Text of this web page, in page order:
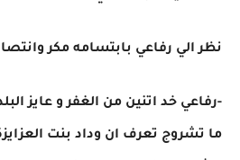
نظر الي رفاعي بابتسامه مكر
-رفاعي خد اتنين من الغفر و عايز
ما تشروج تعرف ان وداد بنت